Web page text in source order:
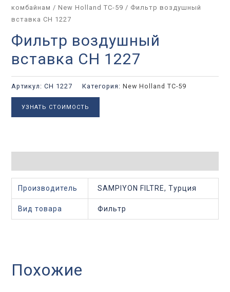
X
комбайнам / New Holland TC-59 / Фильтр воздушный
вставка CH 1227
Фильтр воздушный
вставка CH 1227
Артикул: CH 1227 Категория: New Holland TC-59
УЗНАТЬ СТОИМОСТЬ
Производитель SAMPIYON FILTRE, Турция
Вид товара Фильтр
Похожие